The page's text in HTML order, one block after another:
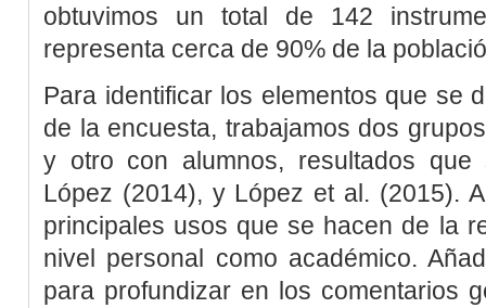
obtuvimos un total de 142
representa cerca de 90% de la
Para identificar los elementos que se
de la encuesta, trabajamos dos
y otro con alumnos, resultados
López (2014), y López et al . (2015).
principales usos que se hacen de la
nivel personal como académico.
para profundizar en los comentarios